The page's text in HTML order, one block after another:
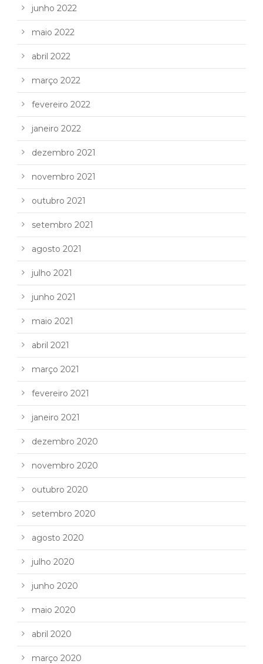
junho 2022
maio 2022
abril 2022
março 2022
fevereiro 2022
janeiro 2022
dezembro 2021
novembro 2021
outubro 2021
setembro 2021
agosto 2021
julho 2021
junho 2021
maio 2021
abril 2021
março 2021
fevereiro 2021
janeiro 2021
dezembro 2020
novembro 2020
outubro 2020
setembro 2020
agosto 2020
julho 2020
junho 2020
maio 2020
abril 2020
março 2020